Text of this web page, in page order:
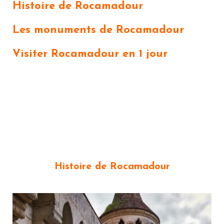
Histoire de Rocamadour
Les monuments de Rocamadour
Visiter Rocamadour en 1 jour
Histoire de Rocamadour